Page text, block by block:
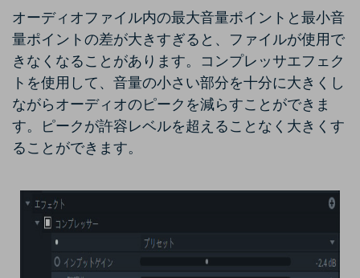
オーディオファイル内の最大音量ポイントと最小音
量ポイントの差が大きすぎると、ファイルが使用で
きなくなることがあります。コンプレッサエフェク
トを使用して、音量の小さい部分を十分に大きくし
ながらオーディオのピークを減らすことができま
す。ピークが許容レベルを超えることなく大きくす
ることができます。